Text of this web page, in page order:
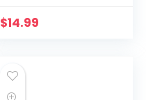
$14.99